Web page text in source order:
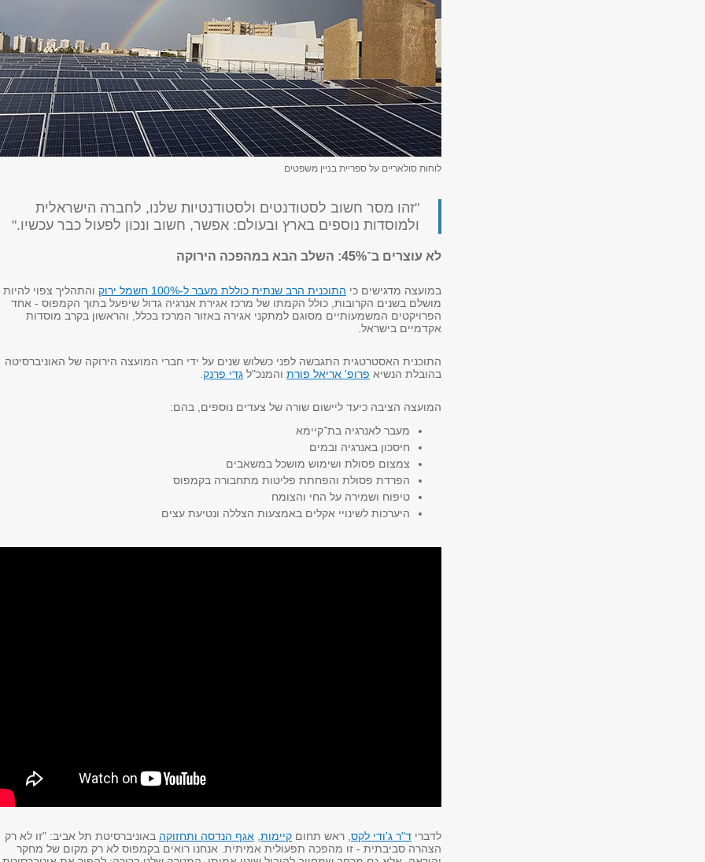
לוחות סולאריים על ספריית בניין משפטים
"זהו מסר חשוב לסטודנטים ולסטודנטיות שלנו, לחברה הישראלית
ולמוסדות נוספים בארץ ובעולם: אפשר, חשוב ונכון לפעול כבר עכשיו."
לא עוצרים ב־45%: השלב הבא במהפכה הירוקה
במועצה מדגישים כי התוכנית הרב שנתית כוללת מעבר ל-100% חשמל ירוק
והתהליך צפוי להיות
מושלם בשנים הקרובות, כולל הקמתו של מרכז אגירת אנרגיה גדול שיפעל בתוך הקמפוס - אחד
הפרויקטים המשמעותיים מסוגם למתקני אגירה באזור המרכז בכלל, והראשון בקרב מוסדות
אקדמיים בישראל.
התוכנית האסטרטגית התגבשה לפני כשלוש שנים על ידי חברי המועצה הירוקה של האוניברסיטה
בהובלת הנשיא פרופ' אריאל פורת והמנכ"ל גדי פרנק
המועצה הציבה כיעד ליישום שורה של צעדים נוספים, בהם:
מעבר לאנרגיה בת־קיימא
חיסכון באנרגיה ובמים
צמצום פסולת ושימוש מושכל במשאבים
הפרדת פסולת והפחתת פליטות מתחבורה בקמפוס
טיפוח ושמירה על החי והצומח
היערכות לשינויי אקלים באמצעות הצללה ונטיעת עצים
לדברי ד"ר ג'ודי לקס , ראש תחום קיימות אגף הנדסה ותחזוקה באוניברסיטת תל אביב: "זו לא רק
הצהרה סביבתית - זו מהפכה תפעולית אמיתית. אנחנו רואים בקמפוס לא רק מקום של מחקר